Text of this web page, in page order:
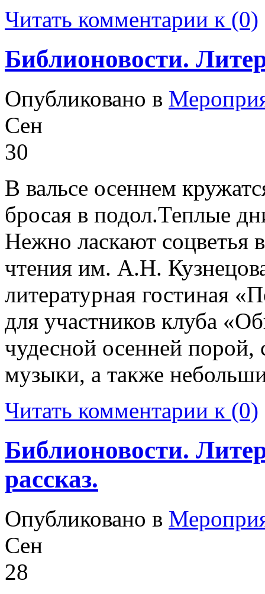
Читать комментарии к (0)
Библионовости.
Опубликовано в
Сен
30
В вальсе осеннем
бросая в подол.Теплые
Нежно ласкают соцветья
чтения им. А.Н.
литературная гостиная
для участников клуба
чудесной осенней
музыки, а также
Читать комментарии к (0)
Библионовости.
рассказ.
Опубликовано в
Сен
28